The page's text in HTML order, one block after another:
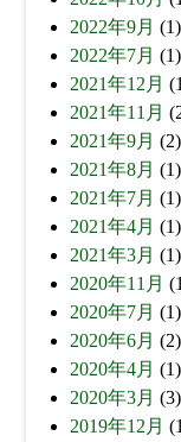
2022年9月 (1)
2022年7月 (1)
2021年12月
2021年11月
2021年9月 (2)
2021年8月 (1)
2021年7月 (1)
2021年4月 (1)
2021年3月 (1)
2020年11月
2020年7月 (1)
2020年6月 (2)
2020年4月 (1)
2020年3月 (3)
2019年12月